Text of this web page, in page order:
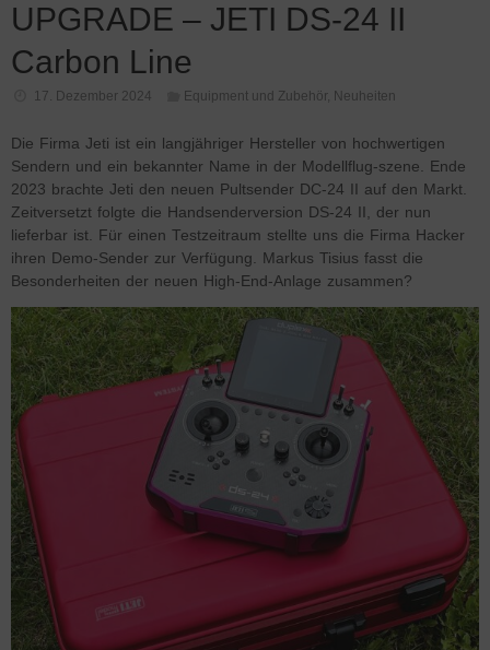
UPGRADE – JETI DS-24 II
Carbon Line
17. Dezember 2024 Equipment und Zubehör, Neuheiten
Die Firma Jeti ist ein langjähriger Hersteller von hochwertigen
Sendern und ein bekannter Name in der Modellflug-szene. Ende
2023 brachte Jeti den neuen Pultsender DC-24 II auf den Markt.
Zeitversetzt folgte die Handsenderversion DS-24 II, der nun
lieferbar ist. Für einen Testzeitraum stellte uns die Firma Hacker
ihren Demo-Sender zur Verfügung. Markus Tisius fasst die
Besonderheiten der neuen High-End-Anlage zusammen?